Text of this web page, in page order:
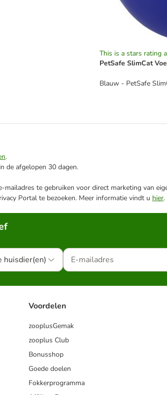
This is a stars rating
PetSafe SlimCat
Blauw - PetSafe
.
de afgelopen 30 dagen.
te gebruiken voor direct marketing van
Portal te bezoeken. Meer informatie vindt u hier.
huisdier(en)
Voordelen
zooplusGemak
zooplus Club
Bonusshop
Goede doelen
Fokkerprogramma